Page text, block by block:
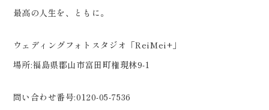
最高の人生を、ともに。
ウェディングフォトスタジオ「ReiMei+」
場所:福島県郡山市富田町権現林9-1
問い合わせ番号:0120-05-7536